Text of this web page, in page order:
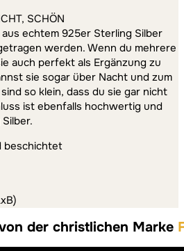
SCHÖN
echtem 925er Sterling Silber
werden. Wenn du mehrere
auch perfekt als Ergänzung zu
sie sogar über Nacht und zum
so klein, dass du sie gar nicht
ist ebenfalls hochwertig und
beschichtet
der christlichen Marke